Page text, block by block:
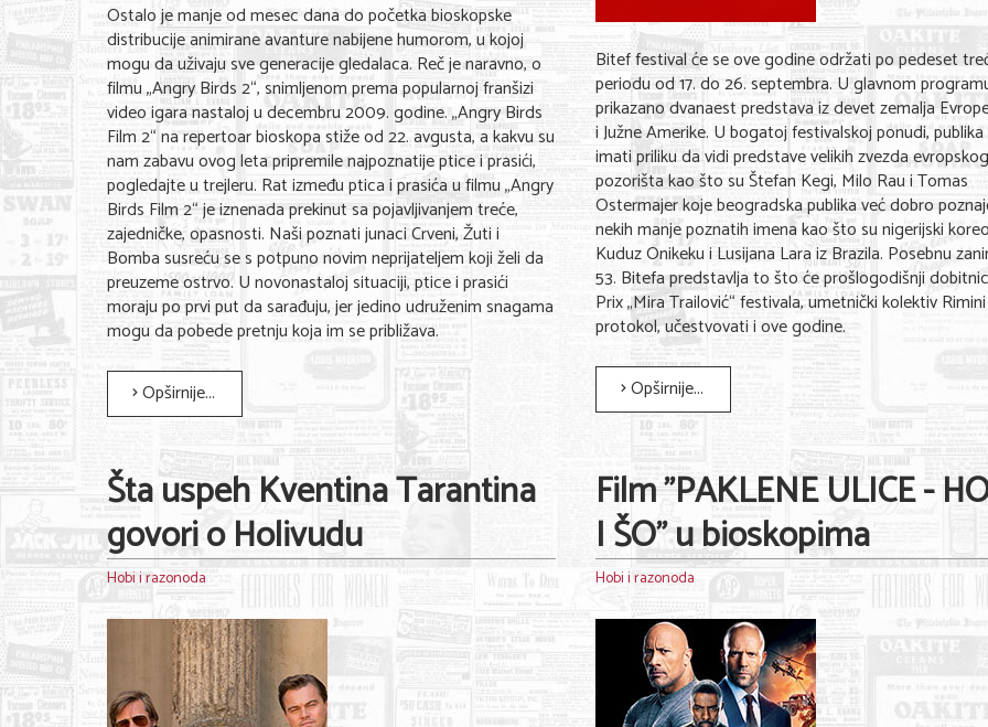
Ostalo je manje od mesec dana do početka bioskopske
distribucije animirane avanture nabijene humorom, u kojoj
mogu da uživaju sve generacije gledalaca. Reč je naravno, o
filmu „Angry Birds 2“, snimljenom prema popularnoj franšizi
video igara nastaloj u decembru 2009. godine. „Angry Birds
Film 2“ na repertoar bioskopa stiže od 22. avgusta, a kakvu su
nam zabavu ovog leta pripremile najpoznatije ptice i prasići,
pogledajte u trejleru. Rat između ptica i prasića u filmu „Angry
Birds Film 2“ je iznenada prekinut sa pojavljivanjem treće,
zajedničke, opasnosti. Naši poznati junaci Crveni, Žuti i
Bomba susreću se s potpuno novim neprijateljem koji želi da
preuzeme ostrvo. U novonastaloj situaciji, ptice i prasići
moraju po prvi put da sarađuju, jer jedino udruženim snagama
mogu da pobede pretnju koja im se približava.
Opširnije...
Bitef festival će se ove godine održati po pedeset
periodu od 17. do 26. septembra. U glavnom
prikazano dvanaest predstava iz devet zemalja
i Južne Amerike. U bogatoj festivalskoj ponudi,
imati priliku da vidi predstave velikih zvezda
pozorišta kao što su Štefan Kegi, Milo Rau i Tomas
Ostermajer koje beogradska publika već dobro
nekih manje poznatih imena kao što su nigerijski
Kuduz Onikeku i Lusijana Lara iz Brazila. Posebnu
53. Bitefa predstavlja to što će prošlogodišnji
Prix „Mira Trailović“ festivala, umetnički kolektiv Rimini
protokol, učestvovati i ove godine.
Opširnije...
Šta uspeh Kventina Tarantina
govori o Holivudu
Hobi i razonoda
Film "PAKLENE ULICE -
I ŠO" u bioskopima
Hobi i razonoda